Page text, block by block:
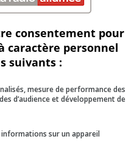
consentement pour
caractère personnel
suivants :
mesure de performance des
d’audience et développement de
sur un appareil